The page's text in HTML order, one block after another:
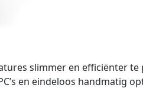
slimmer en efficiënter
en eindeloos handmatig